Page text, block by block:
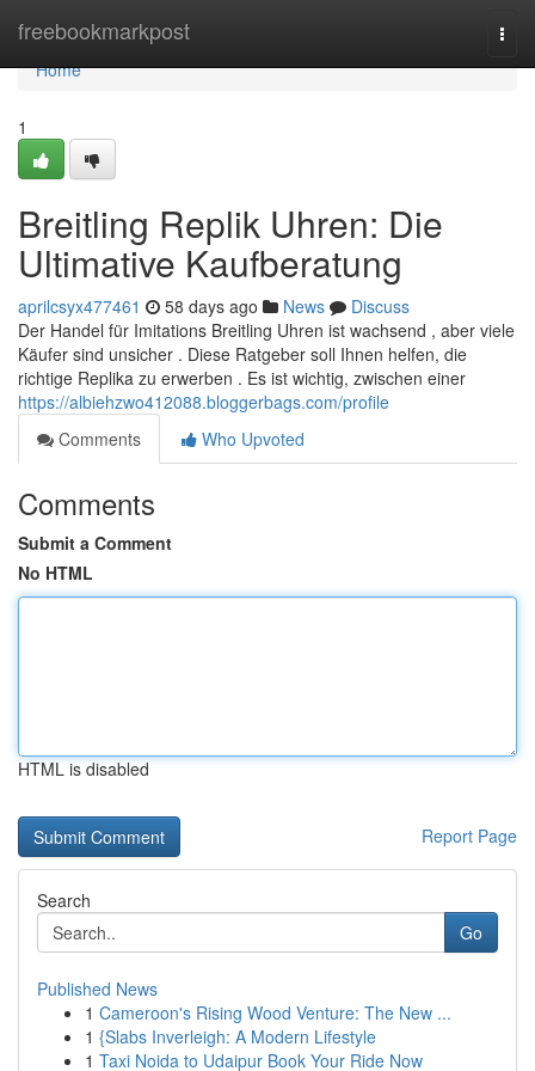
freebookmarkpost
Home
Home
1
Breitling Replik Uhren: Die
Ultimative Kaufberatung
aprilcsyx477461 58 days ago News
Discuss
Der Handel für Imitations Breitling Uhren ist wachsend , aber viele
Käufer sind unsicher . Diese Ratgeber soll Ihnen helfen, die
richtige Replika zu erwerben . Es ist wichtig, zwischen einer
https://albiehzwo412088.bloggerbags.com/profile
Comments
Who Upvoted
Comments
Submit a Comment
No HTML
HTML is disabled
Report Page
Search
Go
Published News
1 Cameroon's Rising Wood Venture: The New ...
1 {Slabs Inverleigh: A Modern Lifestyle
1 Taxi Noida to Udaipur Book Your Ride Now